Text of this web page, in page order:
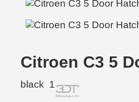
Citroen C3 5
black 1